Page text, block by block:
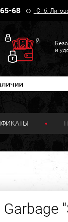
68 -Спб.
и
Garbage